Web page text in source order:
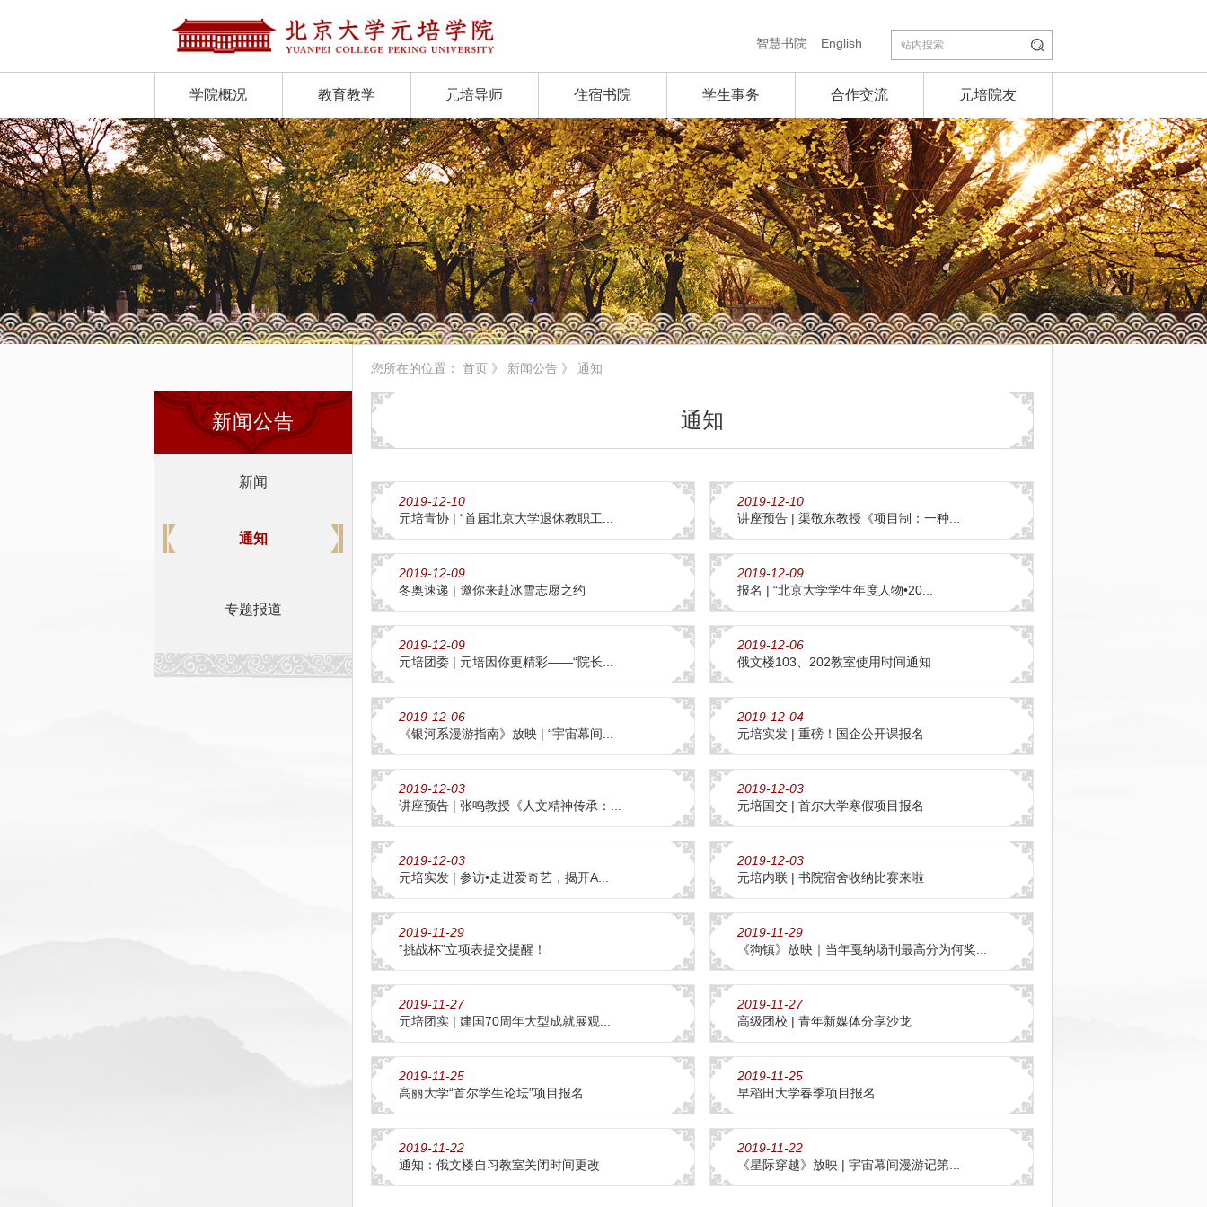
智慧书院 English
学院概况 教育教学 元培导师 住宿书院 学生事务 合作交流 元培院友
新闻公告
新闻
通知
专题报道
您所在的位置： 首页 》 新闻公告 》 通知
通知
2019-12-10
元培青协 | “首届北京大学退休教职工...
2019-12-10
讲座预告 | 渠敬东教授《项目制：一种...
2019-12-09
冬奥速递 | 邀你来赴冰雪志愿之约
2019-12-09
报名 | “北京大学学生年度人物•20...
2019-12-09
元培团委 | 元培因你更精彩——“院长...
2019-12-06
俄文楼103、202教室使用时间通知
2019-12-06
《银河系漫游指南》放映 | “宇宙幕间...
2019-12-04
元培实发 | 重磅！国企公开课报名
2019-12-03
讲座预告 | 张鸣教授《人文精神传承：...
2019-12-03
元培国交 | 首尔大学寒假项目报名
2019-12-03
元培实发 | 参访•走进爱奇艺，揭开A...
2019-12-03
元培内联 | 书院宿舍收纳比赛来啦
2019-11-29
“挑战杯”立项表提交提醒！
2019-11-29
《狗镇》放映｜当年戛纳场刊最高分为何奖...
2019-11-27
元培团实 | 建国70周年大型成就展观...
2019-11-27
高级团校 | 青年新媒体分享沙龙
2019-11-25
高丽大学“首尔学生论坛”项目报名
2019-11-25
早稻田大学春季项目报名
2019-11-22
通知：俄文楼自习教室关闭时间更改
2019-11-22
《星际穿越》放映 | 宇宙幕间漫游记第...